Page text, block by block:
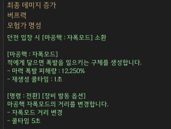
최종 데미지 증가
버프력
모험가 명성
던전 입장 시 [마공핵 : 자폭모드] 소환
[마공핵 : 자폭모드]
적에게 닿으면 폭발을 일으키는 구체를 생성합니다.
- 마력 폭발 피해량 : 12,250%
- 재생성 쿨타임 : 1초
[명령 : 전환] [장비 발동 옵션]
마공핵 자폭모드의 거리를 변경합니다.
- 자폭모드 거리 변경
- 쿨타임 5초